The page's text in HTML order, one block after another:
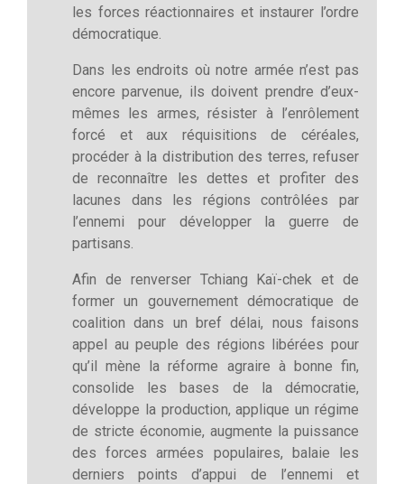
les forces réactionnaires et instaurer l’ordre
démocratique.
Dans les endroits où notre armée n’est pas
encore parvenue, ils doivent prendre d’eux-
mêmes les armes, résister à l’enrôlement
forcé et aux réquisitions de céréales,
procéder à la distribution des terres, refuser
de reconnaître les dettes et profiter des
lacunes dans les régions contrôlées par
l’ennemi pour développer la guerre de
partisans.
Afin de renverser Tchiang Kaï-chek et de
former un gouvernement démocratique de
coalition dans un bref délai, nous faisons
appel au peuple des régions libérées pour
qu’il mène la réforme agraire à bonne fin,
consolide les bases de la démocratie,
développe la production, applique un régime
de stricte économie, augmente la puissance
des forces armées populaires, balaie les
derniers points d’appui de l’ennemi et